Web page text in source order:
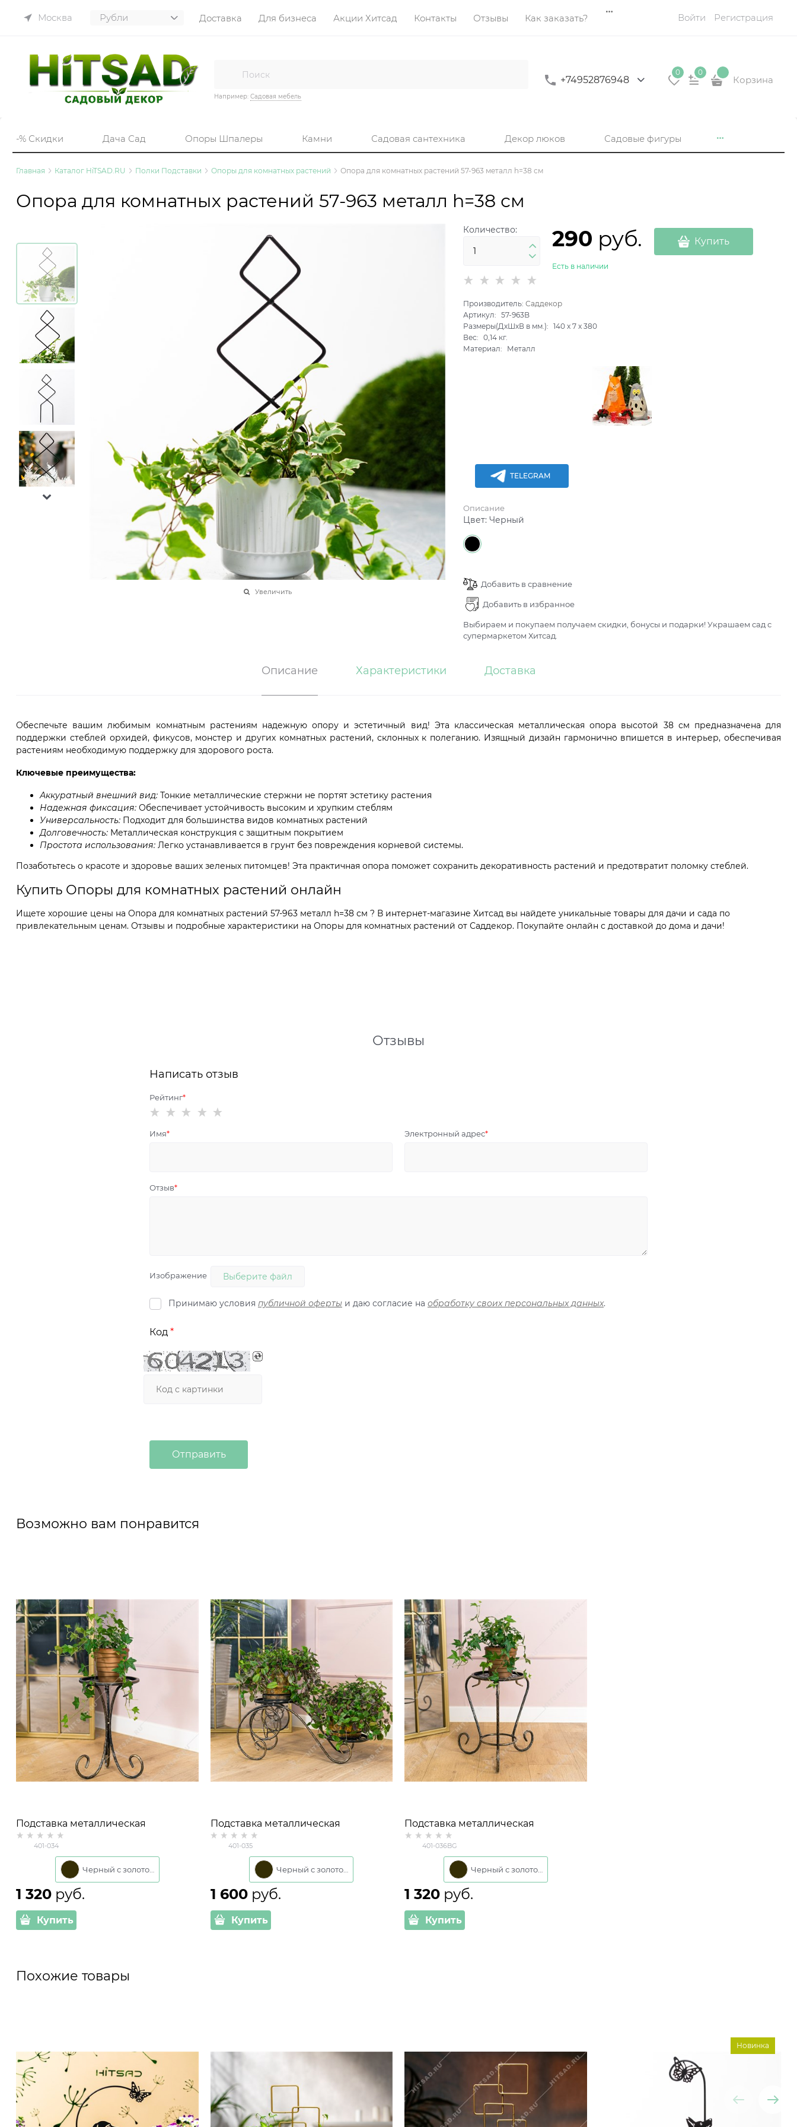
Москва Доставка Для бизнеса Акции Хитсад Контакты Отзывы Как заказать? Войти Регистрация
Например: Садовая мебель
+74952876948
0 0
Корзина
-% Скидки Дача Сад Опоры Шпалеры Камни Садовая сантехника Декор люков Садовые фигуры
Главная Каталог HiTSAD.RU Полки Подставки Опоры для комнатных растений Опора для комнатных растений 57-963 металл h=38 см
Опора для комнатных растений 57-963 металл h=38 см
Увеличить
Количество: 290 руб.
Есть в наличии
Купить
Производитель:Саддекор
Артикул:
57-963B
Размеры(ДхШхВ в мм.):
140 x7 x380
Вес:
0,14 кг.
Материал:
Металл
TELEGRAM
Описание
Цвет:Черный
Добавить в сравнение
Добавить в избранное
Выбираем и покупаем получаем скидки, бонусы и подарки! Украшаем сад с
супермаркетом Хитсад.
Описание Характеристики Доставка
Обеспечьте вашим любимым комнатным растениям надежную опору и эстетичный вид! Эта классическая металлическая опора высотой 38 см предназначена для
поддержки стеблей орхидей, фикусов, монстер и других комнатных растений, склонных к полеганию. Изящный дизайн гармонично впишется в интерьер, обеспечивая
растениям необходимую поддержку для здорового роста.
Ключевые преимущества:
Аккуратный внешний вид: Тонкие металлические стержни не портят эстетику растения
Надежная фиксация: Обеспечивает устойчивость высоким и хрупким стеблям
Универсальность: Подходит для большинства видов комнатных растений
Долговечность: Металлическая конструкция с защитным покрытием
Простота использования: Легко устанавливается в грунт без повреждения корневой системы.
Позаботьтесь о красоте и здоровье ваших зеленых питомцев! Эта практичная опора поможет сохранить декоративность растений и предотвратит поломку стеблей.
Купить Опоры для комнатных растений онлайн
Ищете хорошие цены на Опора для комнатных растений 57-963 металл h=38 см ? В интернет-магазине Хитсад вы найдете уникальные товары для дачи и сада по
привлекательным ценам. Отзывы и подробные характеристики на Опоры для комнатных растений от Саддекор. Покупайте онлайн с доставкой до дома и дачи!
Отзывы
Написать отзыв
Рейтинг
Имя Электронный адрес
Отзыв
Изображение Выберите файл
Принимаю условия публичной оферты и даю согласие на обработку своих персональных данных.
Код
Возможно вам понравится
Подставка металлическая
напольная на 1 растение 401-034
D=22см
401-034
Черный с золотом
1 320 руб.
Купить
Подставка металлическая
напольная на 2 растения 401-035
D=22см
401-035
1 600 руб.
Купить
Подставка металлическая
напольная на 1 растение 401-036
D=22см
401-036BG
Черный с золотом
1 320 руб.
Купить
Похожие товары
Новинка